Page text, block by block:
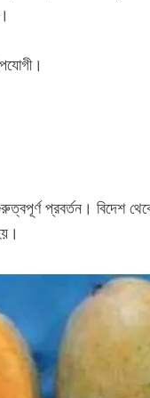
প্রবর্তন। বিদেশ